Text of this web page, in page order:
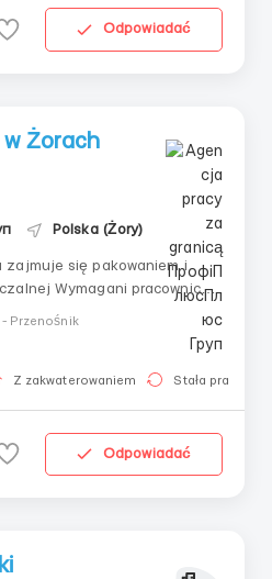
Odpowiadać
w Żorach
Polska (Żory)
na podstawie:
niedaleko Żor,
na zakwaterowanie ...
- Przenośnik
Z zakwaterowaniem Stała praca
Odpowiadać